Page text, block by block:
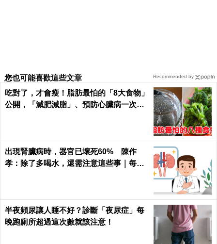
您也可能喜歡這些文章
吃對了，才會瘦！脂肪最怕的「8大食物」
公開，「減肥減脂」、預防心臟病一次滿
出現腎臟病時，器官已壞死60% 陳作
孝：除了多喝水，還需注意這些事｜每日
半夜頻尿讓人睡不好？診斷「夜尿症」每
晚跑廁所超過這次數就該注意！
Recommended by